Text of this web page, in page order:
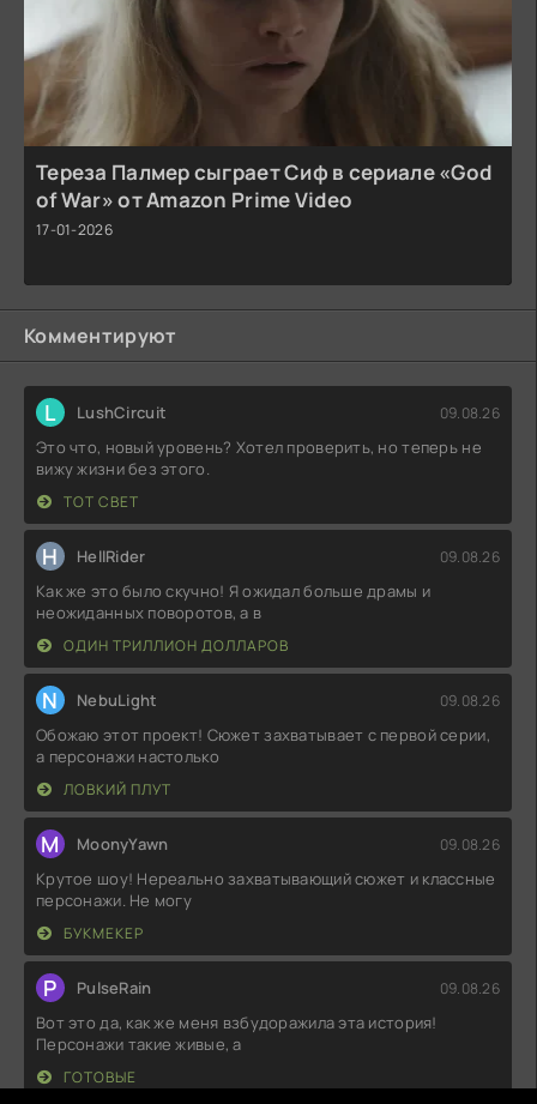
Тереза Палмер сыграет Сиф в сериале «God
of War» от Amazon Prime Video
17-01-2026
Комментируют
L LushCircuit 09.08.26
Это что, новый уровень? Хотел проверить, но теперь не
вижу жизни без этого.
ТОТ СВЕТ
H HellRider 09.08.26
Как же это было скучно! Я ожидал больше драмы и
неожиданных поворотов, а в
ОДИН ТРИЛЛИОН ДОЛЛАРОВ
N NebuLight 09.08.26
Обожаю этот проект! Сюжет захватывает с первой серии,
а персонажи настолько
ЛОВКИЙ ПЛУТ
M MoonyYawn 09.08.26
Крутое шоу! Нереально захватывающий сюжет и классные
персонажи. Не могу
БУКМЕКЕР
P PulseRain 09.08.26
Вот это да, как же меня взбудоражила эта история!
Персонажи такие живые, а
ГОТОВЫЕ